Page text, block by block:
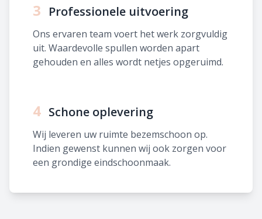
3 Professionele uitvoering
Ons ervaren team voert het werk zorgvuldig
uit. Waardevolle spullen worden apart
gehouden en alles wordt netjes opgeruimd.
4 Schone oplevering
Wij leveren uw ruimte bezemschoon op.
Indien gewenst kunnen wij ook zorgen voor
een grondige eindschoonmaak.